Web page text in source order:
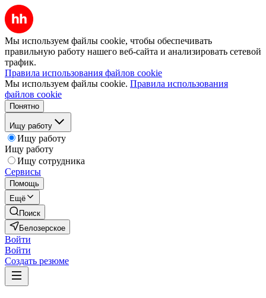
Мы используем файлы cookie, чтобы обеспечивать
правильную работу нашего веб-сайта и анализировать сетевой
трафик.
Правила использования файлов cookie
Мы используем файлы cookie. Правила использования
файлов cookie
Понятно
Ищу работу
Ищу работу
Ищу работу
Ищу сотрудника
Сервисы
Помощь
Ещё
Поиск
Белозерское
Войти
Войти
Создать резюме